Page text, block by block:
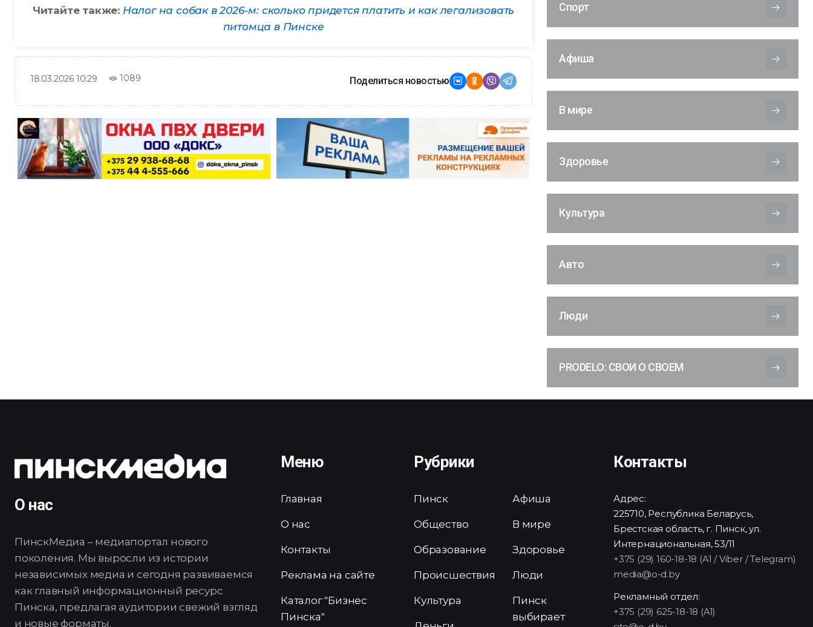
Читайте также: Налог на собак в 2026-м: сколько придется платить и как легализовать
питомца в Пинске
18.03.2026 10:29 1089 Поделиться новостью
Спорт
Афиша
В мире
Здоровье
Культура
Авто
Люди
PRODELO: СВОИ О СВОЕМ
О нас
ПинскМедиа – медиапортал нового
поколения. Мы выросли из истории
независимых медиа и сегодня развиваемся
как главный информационный ресурс
Пинска, предлагая аудитории свежий взгляд
и новые форматы.
Меню
Главная
О нас
Контакты
Реклама на сайте
Каталог "Бизнес
Пинска"
Рубрики
Пинск
Общество
Образование
Происшествия
Культура
Афиша
В мире
Здоровье
Люди
Пинск
выбирает
Контакты
Адрес:
225710, Республика Беларусь,
Брестская область, г. Пинск, ул.
Интернациональная, 53/11
+375 (29) 160-18-18 (A1 / Viber / Telegram)
media@o-d.by
Рекламный отдел:
+375 (29) 625-18-18 (A1)